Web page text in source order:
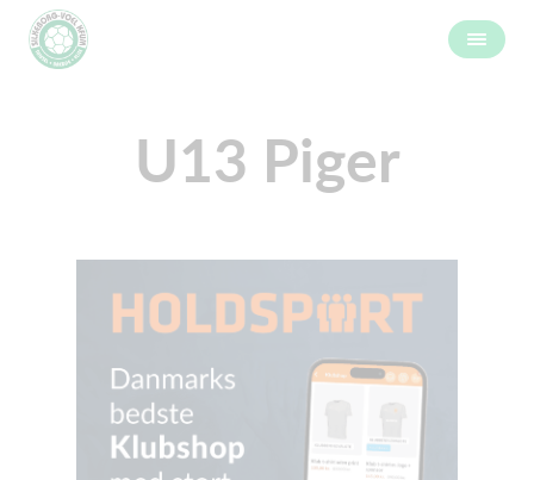
U13 Piger